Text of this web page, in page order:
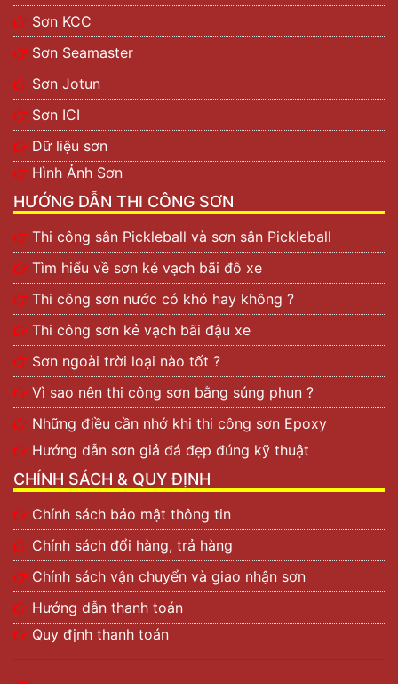
Sơn KCC
Sơn Seamaster
Sơn Jotun
Sơn ICI
Dữ liệu sơn
Hình Ảnh Sơn
HƯỚNG DẪN THI CÔNG SƠN
Thi công sân Pickleball và sơn sân Pickleball
Tìm hiểu về sơn kẻ vạch bãi đỗ xe
Thi công sơn nước có khó hay không ?
Thi công sơn kẻ vạch bãi đậu xe
Sơn ngoài trời loại nào tốt ?
Vì sao nên thi công sơn bằng súng phun ?
Những điều cần nhớ khi thi công sơn Epoxy
Hướng dẫn sơn giả đá đẹp đúng kỹ thuật
CHÍNH SÁCH & QUY ĐỊNH
Chính sách bảo mật thông tin
Chính sách đổi hàng, trả hàng
Chính sách vận chuyển và giao nhận sơn
Hướng dẫn thanh toán
Quy định thanh toán